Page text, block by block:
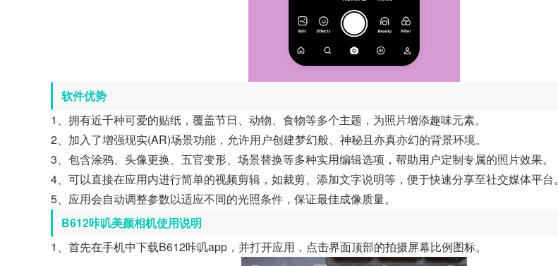
软件优势
1、拥有近千种可爱的贴纸，覆盖节日、动物、食物等多个主题，为照片增添趣味元素。
2、加入了增强现实(AR)场景功能，允许用户创建梦幻般、神秘且亦真亦幻的背景环境。
3、包含涂鸦、头像更换、五官变形、场景替换等多种实用编辑选项，帮助用户定制专属的照片效果。
4、可以直接在应用内进行简单的视频剪辑，如裁剪、添加文字说明等，便于快速分享至社交媒体平台。
5、应用会自动调整参数以适应不同的光照条件，保证最佳成像质量。
B612咔叽美颜相机使用说明
1、首先在手机中下载B612咔叽app，并打开应用，点击界面顶部的拍摄屏幕比例图标。